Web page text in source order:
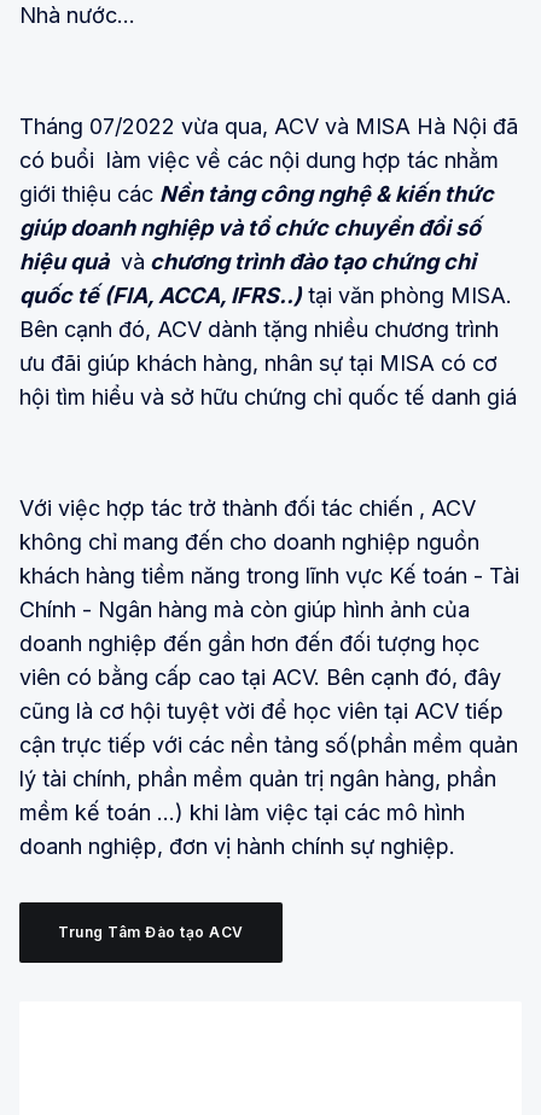
Nhà nước…
Tháng 07/2022 vừa qua, ACV và MISA Hà Nội đã
có buổi làm việc về các nội dung hợp tác nhằm
giới thiệu các Nền tảng công nghệ & kiến thức
giúp doanh nghiệp và tổ chức chuyển đổi số
hiệu quảvà chương trình đào tạo chứng chỉ
quốc tế (FIA, ACCA, IFRS..) tại văn phòng MISA.
Bên cạnh đó, ACV dành tặng nhiều chương trình
ưu đãi giúp khách hàng, nhân sự tại MISA có cơ
hội tìm hiểu và sở hữu chứng chỉ quốc tế danh giá
Với việc hợp tác trở thành đối tác chiến , ACV
không chỉ mang đến cho doanh nghiệp nguồn
khách hàng tiềm năng trong lĩnh vực Kế toán - Tài
Chính - Ngân hàng mà còn giúp hình ảnh của
doanh nghiệp đến gần hơn đến đối tượng học
viên có bằng cấp cao tại ACV. Bên cạnh đó, đây
cũng là cơ hội tuyệt vời để học viên tại ACV tiếp
cận trực tiếp với các nền tảng số(phần mềm quản
lý tài chính, phần mềm quản trị ngân hàng, phần
mềm kế toán …) khi làm việc tại các mô hình
doanh nghiệp, đơn vị hành chính sự nghiệp.
Trung Tâm Đào tạo ACV